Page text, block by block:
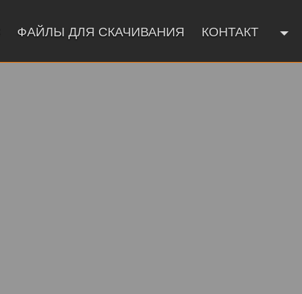
ФАЙЛЫ ДЛЯ СКАЧИВАНИЯ КОНТАКТ